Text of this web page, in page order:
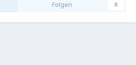
Folgen 0